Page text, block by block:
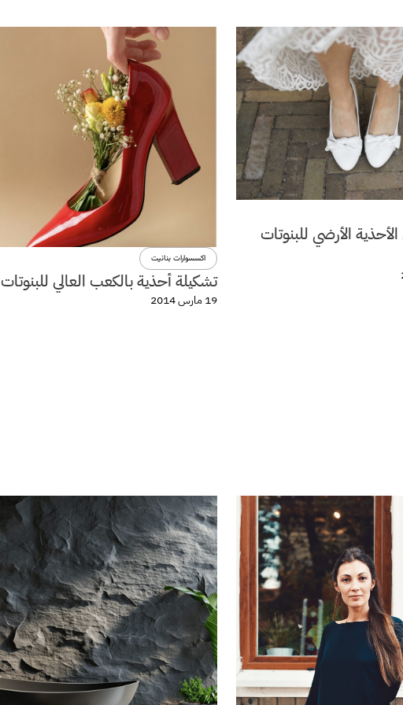
الأرضي للبنوتات
اكسسوارات بنانيت
تشكيلة أحذية بالكعب العالي للبنوتات
19 مارس 2014